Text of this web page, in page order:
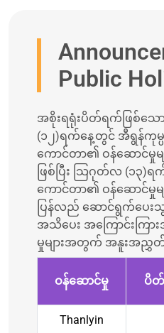
Public
အစိုးရရုံးပိတ်ရက်ဖြစ်သေ
(၁၂)ရက်နေ့တွင် အီရွန်ကုမ္
ကောင်တာ၏ ဝန်ဆောင်မှုမ
ဖြစ်ပြီး သြဂုတ်လ (၁၃)ရ
ကောင်တာ၏ ဝန်ဆောင်မှုမ
ပြန်လည် ဆောင်ရွက်ပေးသွ
အသိပေး အကြောင်းကြ
မှုများအတွက် အနူးအညွှ
ဝန်ဆောင်မှု ပိ
Thanlyin